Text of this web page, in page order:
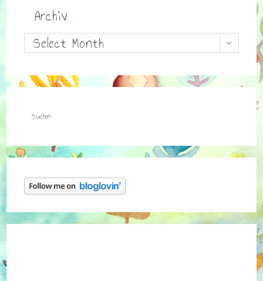
Archiv
ArchivSelect Month